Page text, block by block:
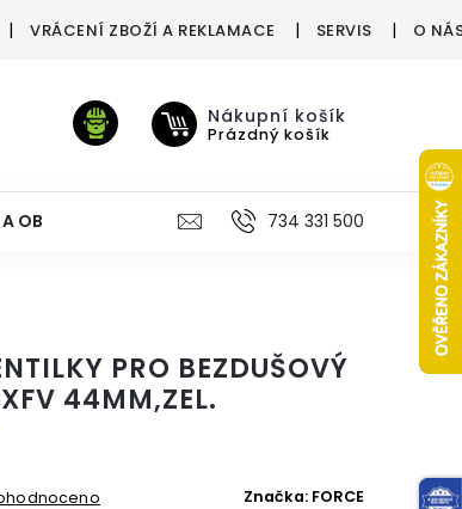
VRÁCENÍ ZBOŽÍ A REKLAMACE SERVIS O
Nákupní košík
Prázdný košík
OBUV VÝŽIVA VÝPRODEJ %
734 331 500
PRO BEZDUŠOVÝ
44MM,ZEL.
Značka: FORCE